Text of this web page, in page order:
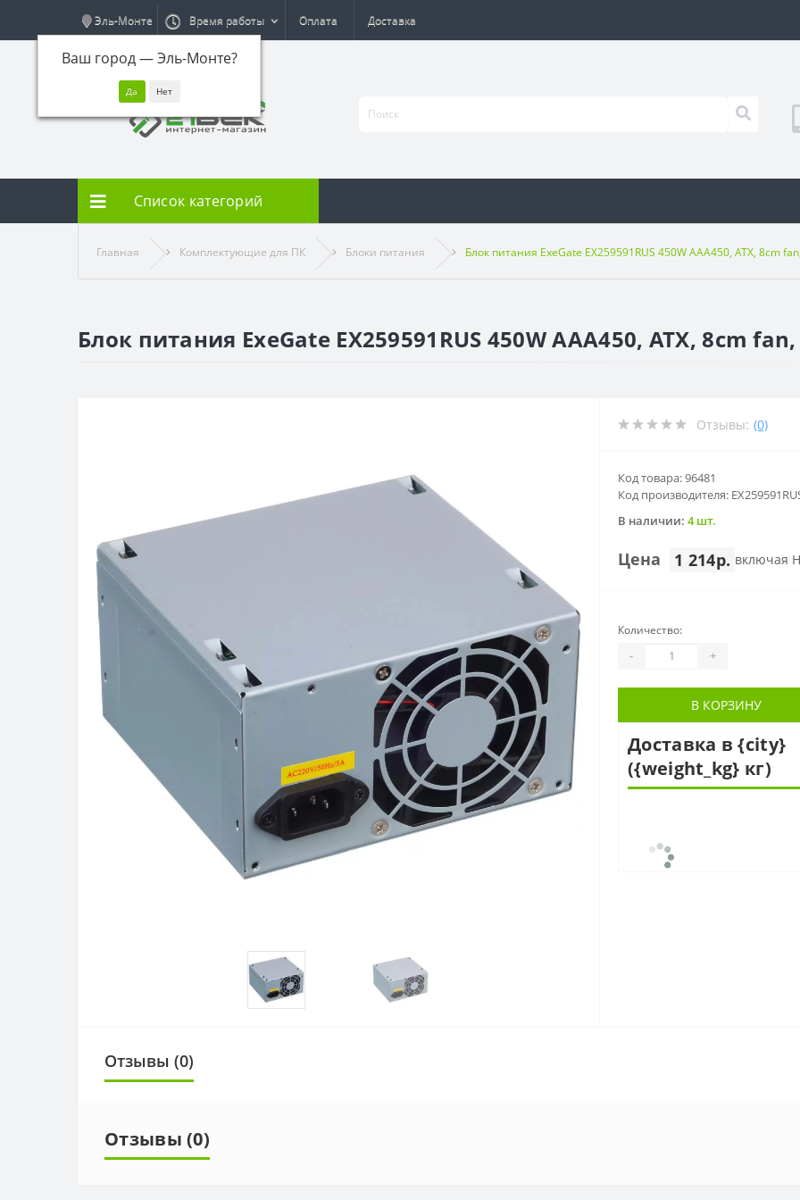
Эль-Монте
Ваш город —Эль-Монте?
Время работы Оплата Доставка
Список категорий
Главная Комплектующие для ПК Блоки питания Блок питания ExeGate EX259591RUS 450W AAA450, ATX, 8cm
Блок питания ExeGate EX259591RUS 450W AAA450, ATX, 8cm
Отзывы: (0)
Код товара: 96481
Код производителя:
В наличии: 4 шт.
Цена 1 214р. включая
Количество:
- +
В КОРЗИНУ
Доставка в {city}
({weight_kg} кг)
Отзывы (0)
Отзывы (0)